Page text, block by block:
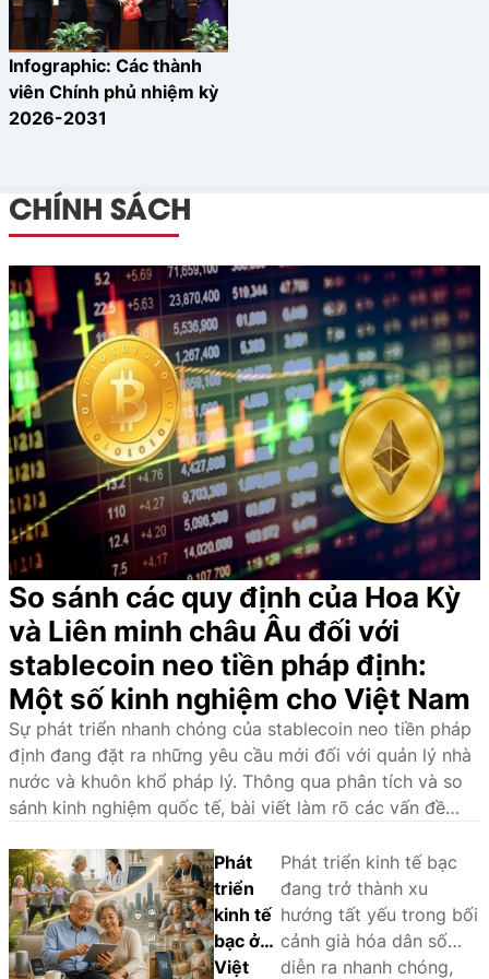
nghiệm cho người dùng.
Infographic: Các thành
viên Chính phủ nhiệm kỳ
2026-2031
CHÍNH SÁCH
So sánh các quy định của Hoa Kỳ
và Liên minh châu Âu đối với
stablecoin neo tiền pháp định:
Một số kinh nghiệm cho Việt Nam
Sự phát triển nhanh chóng của stablecoin neo tiền pháp
định đang đặt ra những yêu cầu mới đối với quản lý nhà
nước và khuôn khổ pháp lý. Thông qua phân tích và so
sánh kinh nghiệm quốc tế, bài viết làm rõ các vấn đề
pháp luật về stablecoin tại Việt Nam.
Phát
triển
kinh tế
bạc ở
Việt
Phát triển kinh tế bạc
đang trở thành xu
hướng tất yếu trong bối
cảnh già hóa dân số
diễn ra nhanh chóng,